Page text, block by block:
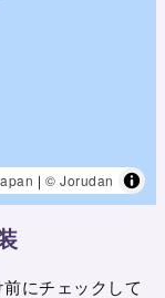
|© Jorudan
にチェックして